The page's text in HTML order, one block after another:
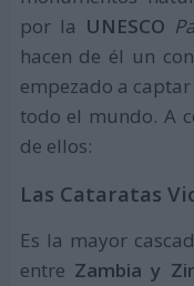
por la UNESCO
hacen de él un
empezado a
todo el mundo. A
de ellos:
Las Cataratas
Es la mayor
entre Zambia y